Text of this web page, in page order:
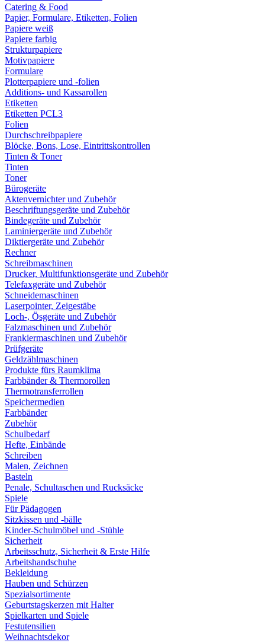
Catering & Food
Papier, Formulare, Etiketten, Folien
Papiere weiß
Papiere farbig
Strukturpapiere
Motivpapiere
Formulare
Plotterpapiere und -folien
Additions- und Kassarollen
Etiketten
Etiketten PCL3
Folien
Durchschreibpapiere
Blöcke, Bons, Lose, Eintrittskontrollen
Tinten & Toner
Tinten
Toner
Bürogeräte
Aktenvernichter und Zubehör
Beschriftungsgeräte und Zubehör
Bindegeräte und Zubehör
Laminiergeräte und Zubehör
Diktiergeräte und Zubehör
Rechner
Schreibmaschinen
Drucker, Multifunktionsgeräte und Zubehör
Telefaxgeräte und Zubehör
Schneidemaschinen
Laserpointer, Zeigestäbe
Loch-, Ösgeräte und Zubehör
Falzmaschinen und Zubehör
Frankiermaschinen und Zubehör
Prüfgeräte
Geldzählmaschinen
Produkte fürs Raumklima
Farbbänder & Thermorollen
Thermotransferrollen
Speichermedien
Farbbänder
Zubehör
Schulbedarf
Hefte, Einbände
Schreiben
Malen, Zeichnen
Basteln
Penale, Schultaschen und Rucksäcke
Spiele
Für Pädagogen
Sitzkissen und -bälle
Kinder-Schulmöbel und -Stühle
Sicherheit
Arbeitsschutz, Sicherheit & Erste Hilfe
Arbeitshandschuhe
Bekleidung
Hauben und Schürzen
Spezialsortimente
Geburtstagskerzen mit Halter
Spielkarten und Spiele
Festutensilien
Weihnachtsdekor